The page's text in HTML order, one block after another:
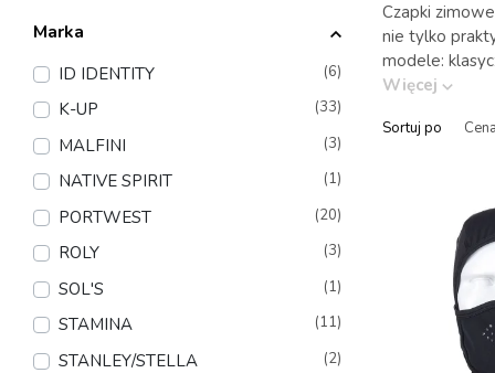
Marka
ID IDENTITY (6)
K-UP (33)
MALFINI (3)
NATIVE SPIRIT (1)
PORTWEST (20)
ROLY (3)
SOL'S (1)
STAMINA (11)
STANLEY/STELLA (2)
Czapki
nie tylko
modele:
Więcej
Sortuj po